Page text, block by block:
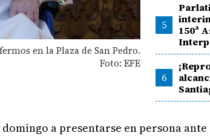
en la Plaza de San Pedro.
Foto: EFE
5
150ª
6
a presentarse en persona ante